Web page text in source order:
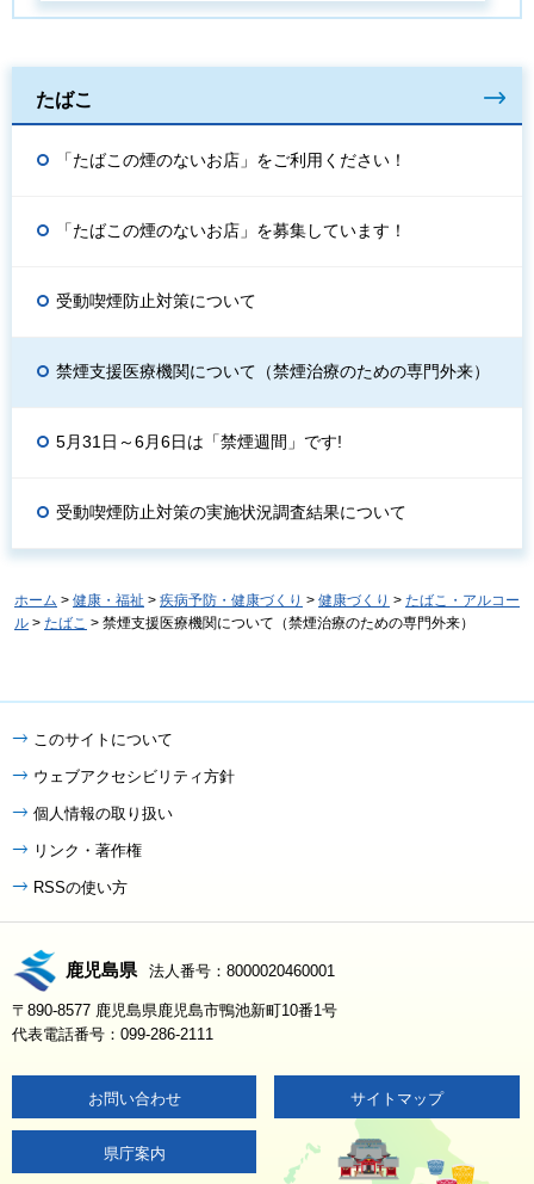
たばこ
「たばこの煙のないお店」をご利用ください！
「たばこの煙のないお店」を募集しています！
受動喫煙防止対策について
禁煙支援医療機関について（禁煙治療のための専門外来）
5月31日～6月6日は「禁煙週間」です!
受動喫煙防止対策の実施状況調査結果について
ホーム > 健康・福祉 > 疾病予防・健康づくり > 健康づくり > たばこ・アルコー
ル > たばこ > 禁煙支援医療機関について（禁煙治療のための専門外来）
このサイトについて
ウェブアクセシビリティ方針
個人情報の取り扱い
リンク・著作権
RSSの使い方
鹿児島県 法人番号：8000020460001
〒890-8577 鹿児島県鹿児島市鴨池新町10番1号
代表電話番号：099-286-2111
お問い合わせ サイトマップ
県庁案内